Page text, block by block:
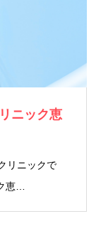
ニック恵
リニックで
恵…